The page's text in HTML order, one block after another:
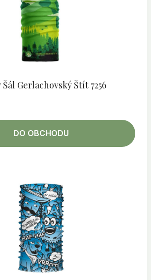
Gerlachovský Štít 7256
DO OBCHODU